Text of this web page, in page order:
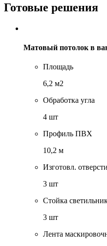
Готовые решения
Матовый потолок в
Площадь
6,2 м2
Обработка угла
4 шт
Профиль ПВХ
10,2 м
Изготовл.
3 шт
Стойка
3 шт
Лента